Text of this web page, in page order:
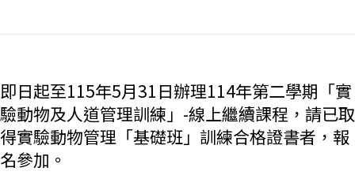
即日起至115年5月31日辦理114年第二學期「實
驗動物及人道管理訓練」-線上繼續課程，請已取
得實驗動物管理「基礎班」訓練合格證書者，報
名參加。